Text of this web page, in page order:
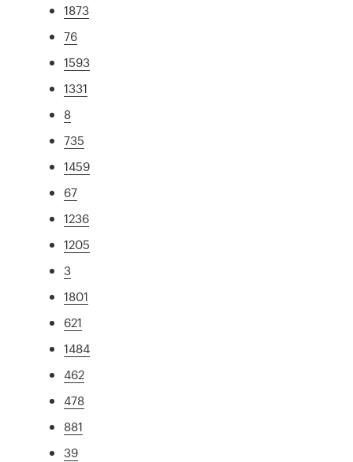
1873
76
1593
1331
8
735
1459
67
1236
1205
3
1801
621
1484
462
478
881
39